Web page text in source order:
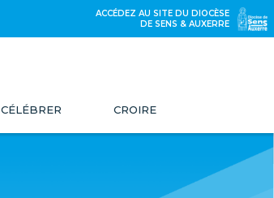
ACCÉDEZ AU SITE DU DIOCÈSE
DE SENS & AUXERRE
CÉLÉBRER CROIRE